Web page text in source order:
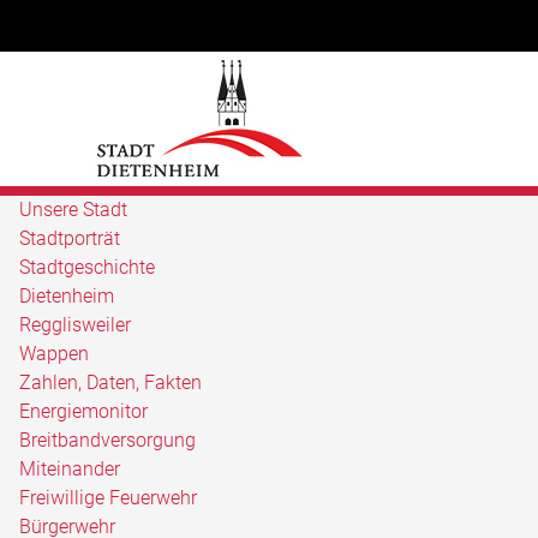
Unsere Stadt
Stadtporträt
Stadtgeschichte
Dietenheim
Regglisweiler
Wappen
Zahlen, Daten, Fakten
Energiemonitor
Breitbandversorgung
Miteinander
Freiwillige Feuerwehr
Bürgerwehr